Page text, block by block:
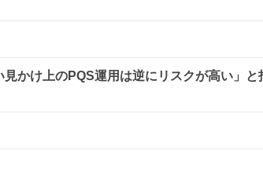
かけ上のPQS運用は逆にリスクが高い」と